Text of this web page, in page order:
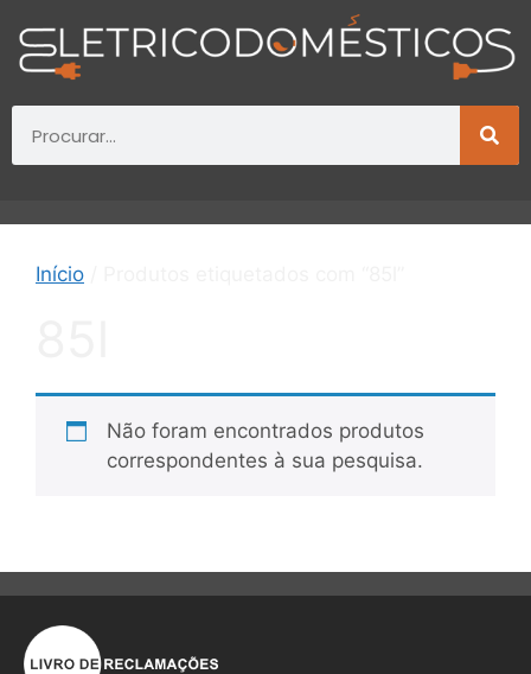
Início
Não foram encontrados produtos
correspondentes à sua pesquisa.